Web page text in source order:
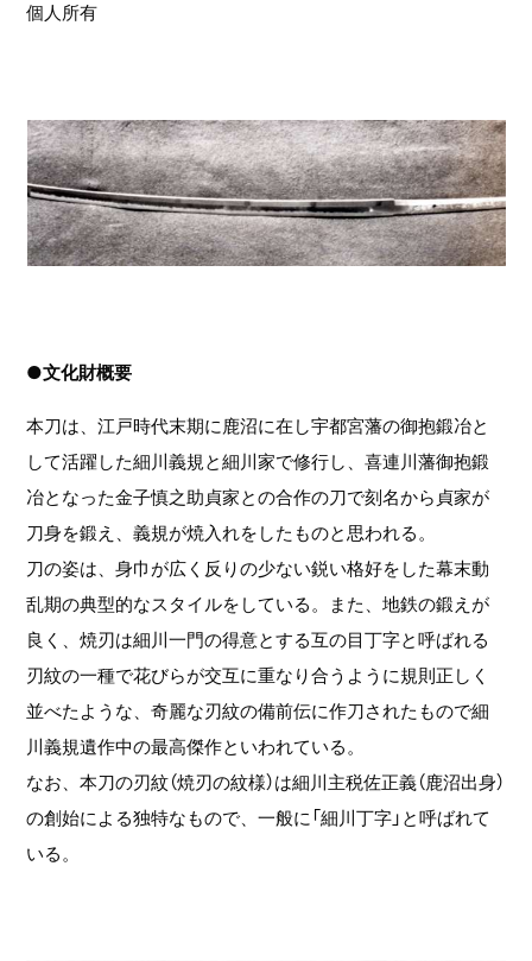
個人所有
●文化財概要
本刀は、江戸時代末期に鹿沼に在し宇都宮藩の御抱鍛冶と
して活躍した細川義規と細川家で修行し、喜連川藩御抱鍛
冶となった金子慎之助貞家との合作の刀で刻名から貞家が
刀身を鍛え、義規が焼入れをしたものと思われる。
刀の姿は、身巾が広く反りの少ない鋭い格好をした幕末動
乱期の典型的なスタイルをしている。また、地鉄の鍛えが
良く、焼刃は細川一門の得意とする互の目丁字と呼ばれる
刃紋の一種で花びらが交互に重なり合うように規則正しく
並べたような、奇麗な刃紋の備前伝に作刀されたもので細
川義規遺作中の最高傑作といわれている。
なお、本刀の刃紋（焼刃の紋様）は細川主税佐正義（鹿沼出身）
の創始による独特なもので、一般に「細川丁字」と呼ばれて
いる。